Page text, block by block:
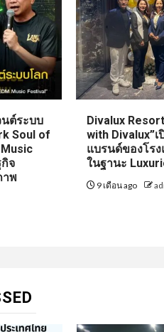
นต์ระบบ
Soul of
จ
าพ
Divalux
with Divalux”
แบรนด์ของโร
ในฐานะ
9 เดือน ago